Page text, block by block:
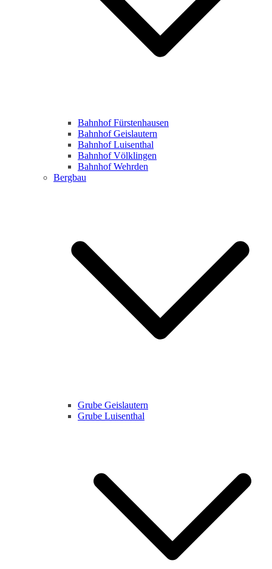
Bahnhof Fürstenhausen
Bahnhof Geislautern
Bahnhof Luisenthal
Bahnhof Völklingen
Bahnhof Wehrden
Bergbau
Grube Geislautern
Grube Luisenthal